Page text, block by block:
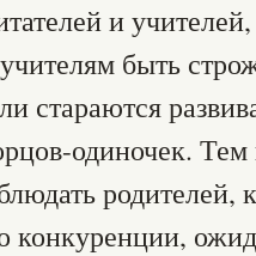
и
быть
стараются
одиночек.
родителей,
конкуренции,